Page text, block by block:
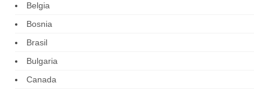
Belgia
Bosnia
Brasil
Bulgaria
Canada